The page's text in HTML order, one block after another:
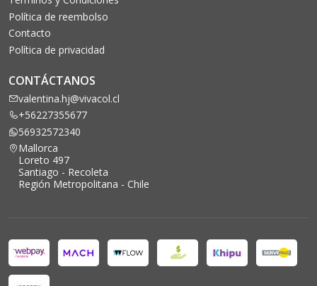
Política de reembolso
Contacto
Política de privacidad
CONTÁCTANOS
valentina.hj@vivacol.cl
+56227355677
56932572340
Mallorca
Loreto 497
Santiago - Recoleta
Región Metropolitana - Chile